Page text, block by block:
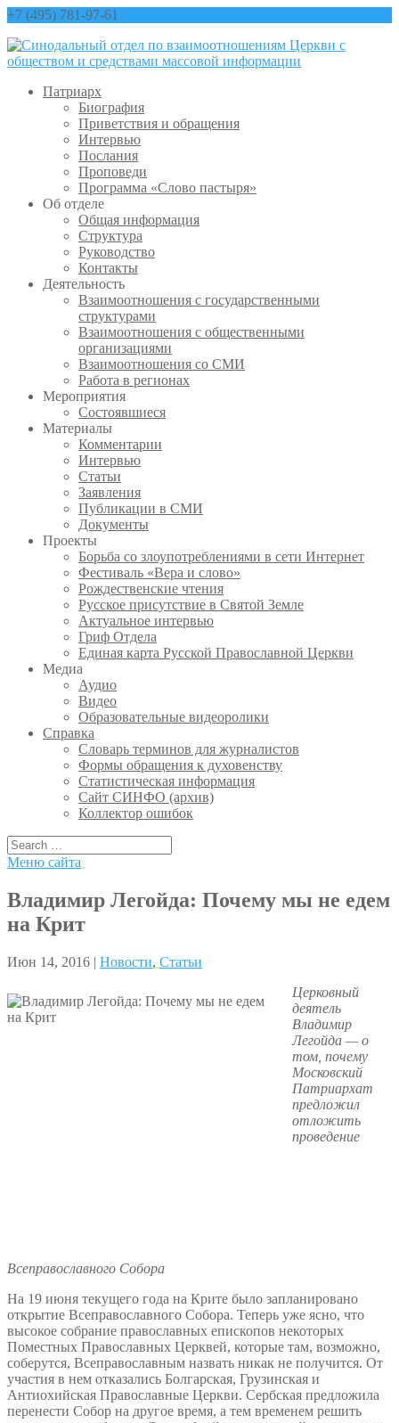
+7 (495) 781-97-61
Патриарх
Биография
Приветствия и обращения
Интервью
Послания
Проповеди
Программа «Слово пастыря»
Об отделе
Общая информация
Структура
Руководство
Контакты
Деятельность
Взаимоотношения с государственными
структурами
Взаимоотношения с общественными
организациями
Взаимоотношения со СМИ
Работа в регионах
Мероприятия
Состоявшиеся
Материалы
Комментарии
Интервью
Статьи
Заявления
Публикации в СМИ
Документы
Проекты
Борьба со злоупотреблениями в сети Интернет
Фестиваль «Вера и слово»
Рождественские чтения
Русское присутствие в Святой Земле
Актуальное интервью
Гриф Отдела
Единая карта Русской Православной Церкви
Медиа
Аудио
Видео
Образовательные видеоролики
Справка
Словарь терминов для журналистов
Формы обращения к духовенству
Статистическая информация
Сайт СИНФО (архив)
Коллектор ошибок
Меню сайта
Владимир Легойда: Почему мы не едем
на Крит
Июн 14, 2016 | Новости, Статьи
Церковный
деятель
Владимир
Легойда — о
том, почему
Московский
Патриархат
предложил
отложить
проведение
Всеправославного Собора
На 19 июня текущего года на Крите было запланировано
открытие Всеправославного Собора. Теперь уже ясно, что
высокое собрание православных епископов некоторых
Поместных Православных Церквей, которые там, возможно,
соберутся, Всеправославным назвать никак не получится. От
участия в нем отказались Болгарская, Грузинская и
Антиохийская Православные Церкви. Сербская предложила
перенести Собор на другое время, а тем временем решить